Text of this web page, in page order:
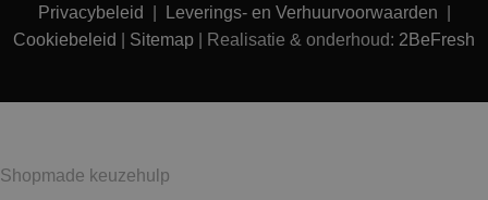
Privacybeleid
Leverings- en Verhuurvoorwaarden
Cookiebeleid
Sitemap | Realisatie & onderhoud: 2BeFresh
Shopmade keuzehulp